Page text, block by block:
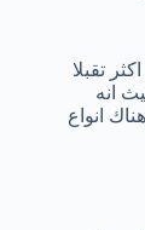
تقبلا
انه
انواع